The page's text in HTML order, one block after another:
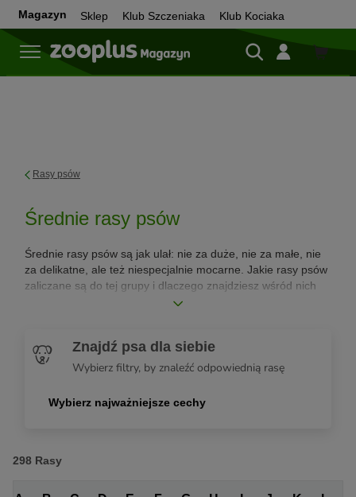
Magazyn Sklep Klub Szczeniaka Klub Kociaka
Sklep
Rasy psów
Średnie rasy psów
Średnie rasy psów są jak ulał: nie za duże, nie za małe, nie
za delikatne, ale też niespecjalnie mocarne. Jakie rasy psów
zaliczane są do tej grupy i dlaczego znajdziesz wśród nich
idealnych czworonożnych kompanów, przeczytasz w tym
Znajdź psa dla siebie
Wybierz filtry, by znaleźć odpowiednią rasę
Wybierz najważniejsze cechy
298 Rasy